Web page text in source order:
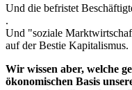
Und die befristet
.
Und "soziale
auf der Bestie Kapitalismus.
Wir wissen aber, welche
ökonomischen Basis